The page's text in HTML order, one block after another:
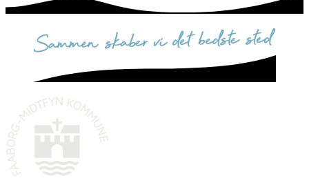
sammen skaber vi det bedste sted